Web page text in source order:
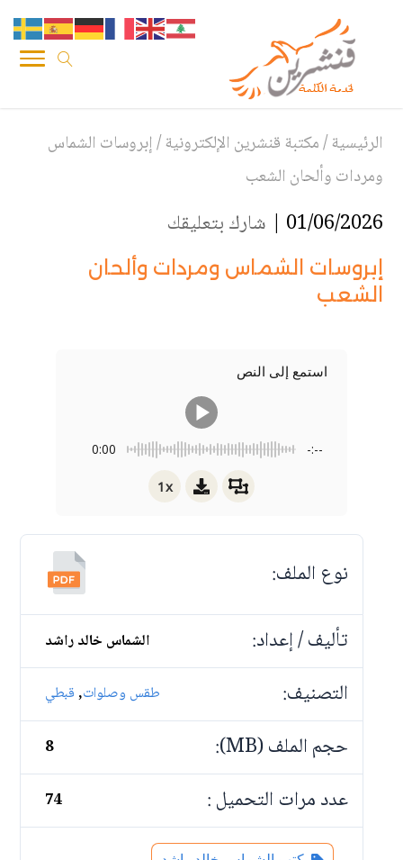
الرئيسية/مكتبة قنشرين الإلكترونية/إبروسات الشماس
ومردات وألحان الشعب
01/06/2026 | شارك بتعليقك
إبروسات الشماس ومردات وألحان
الشعب
استمع إلى النص
0:00 -:--
1x
نوع الملف:
تأليف / إعداد:
الشماس خالد راشد
التصنيف: طقس وصلوات,قبطي
حجم الملف (MB): 8
عدد مرات التحميل : 74